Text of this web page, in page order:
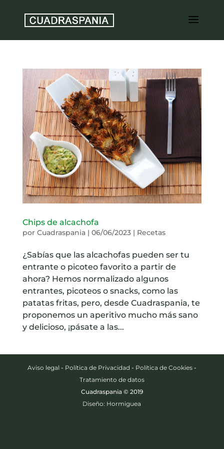
Chips de alcachofa
por Cuadraspania| 06/06/2023| Recetas
¿Sabías que las alcachofas pueden ser tu
entrante o picoteo favorito a partir de
ahora? Hemos normalizado algunos
entrantes, picoteos o snacks, como las
patatas fritas, pero, desde Cuadraspania, te
proponemos un aperitivo mucho más sano
y delicioso, ¡pásate a las...
Aviso legal - Política de Privacidad - Política de Cookies-
Tratamiento de datos
Cuadraspania © 2019
Diseño: Hormiguea